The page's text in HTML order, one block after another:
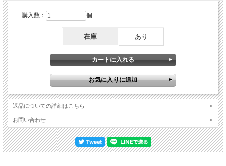
3. Cast No Shadow 4. Slide Away 5. Whatever / Octopus's Garden 6. Live Forever
7. Rock 'n' Roll Star 8. The Masterplan 9. Band Introductions 10. Don’t Look Back In
Anger 11. Wonderwall 12. Champagne Supernova DVD : 1. This Is Not A Drill 2.
Fuckin' In The Bushes 3. Hello 4. Acquiesce 5. Morning Glory 6. Some Might Say 7.
Bring It On Down 8. Cigarettes & Alcohol 9. Fade Away 10. Supersonic 11. Roll With
It 12. Talk Tonight 13. Half The World Away 14. Little By Little 15. D’You Know What I
Mean? 16. Stand By Me 17. Cast No Shadow 18. Slide Away 19. Whatever 20. Live
Wonderwall 25. Champagne Supernova Liam Gallagher - lead vocals, tambourine /
Noel Gallagher - lead guitar, vocals / Paul Arthurs – guitar / Gem Archer – guitar /
Andy Bell – bass / Joey Waronker - drums
購入数： 個
在庫 あり
返品についての詳細はこちら
お問い合わせ